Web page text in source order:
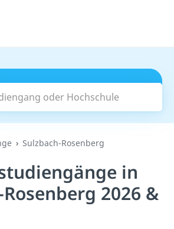
oder Hochschule
Suchen
Sulzbach-Rosenberg
in
2026 &